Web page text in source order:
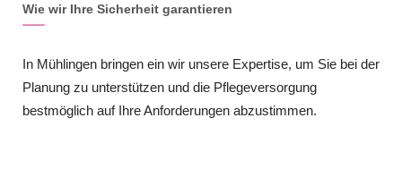
Wie wir Ihre Sicherheit garantieren
In Mühlingen bringen ein wir unsere Expertise, um Sie bei der
Planung zu unterstützen und die Pflegeversorgung
bestmöglich auf Ihre Anforderungen abzustimmen.